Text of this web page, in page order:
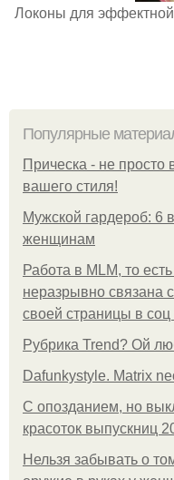
Локоны для
Популярные
Прическа - не
вашего стиля!
Мужской гардероб: 6
женщинам
Работа в MLM, то
неразрывно связана
своей страницы в соц
Рубрика Trend? Ой
Dafunkystyle. Matrix
С опозданием, но
красоток выпускниц
Нельзя забывать о